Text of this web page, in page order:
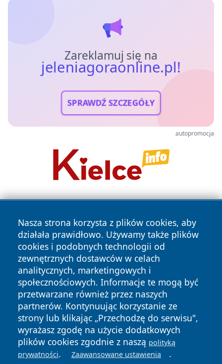
Zareklamuj się na
jeleniagoraonline.pl!
SPRAWDŹ SZCZEGÓŁY
autopromocja
Nasza strona korzysta z plików cookies, aby
działała prawidłowo. Używamy także plików
cookies i podobnych technologii od
zewnętrznych dostawców w celach
analitycznych, marketingowych i
społecznościowych. Informacje te mogą być
przetwarzane również przez naszych
partnerów. Kontynuując korzystanie ze
strony lub klikając „Przechodzę do serwisu",
wyrażasz zgodę na użycie dodatkowych
plików cookies zgodnie z naszą polityką
prywatności. Zaawansowane ustawienia .
Copyright © 2026 jeleniagoraonline.pl Wszystkie prawa
zastrzeżone.
News Autorzy
Polityka
Prywatności
Polityka
Cookies